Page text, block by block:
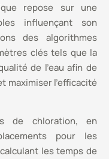
repose sur une
influençant son
des algorithmes
clés tels que la
de l’eau afin de
maximiser l’efficacité
de chloration, en
pour les
les temps de